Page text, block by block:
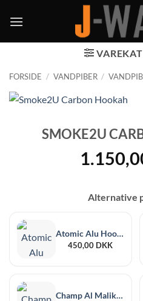
FORSIDE / VANDPIBER /
SMOKE2U
Alternative
Atomic Alu Hookah 47 cm
450,00 DKK
Champ Al Malik Khouribga Vandpibe 38 cm